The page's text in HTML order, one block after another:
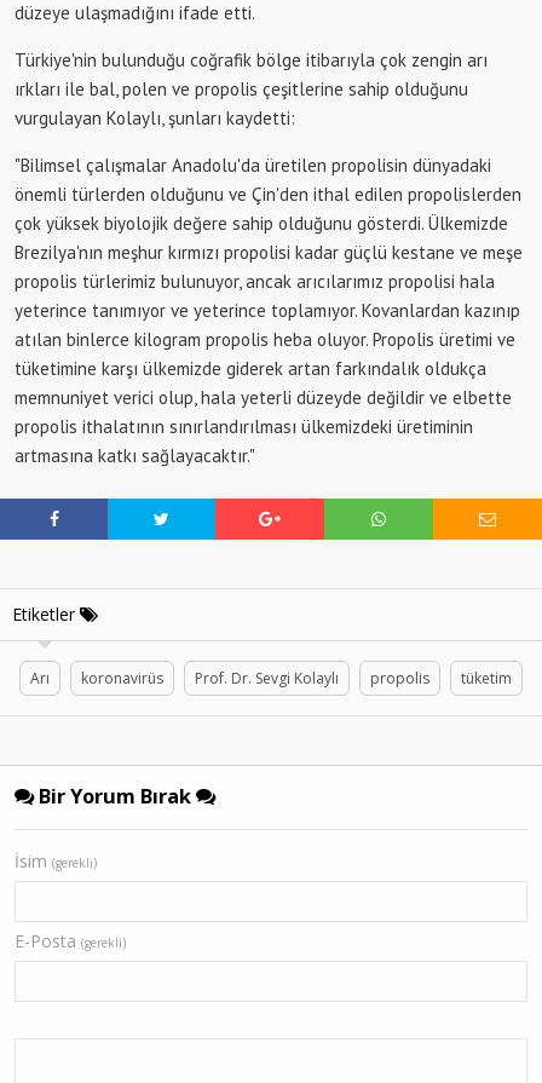
düzeye ulaşmadığını ifade etti.
Türkiye'nin bulunduğu coğrafik bölge itibarıyla çok zengin arı
ırkları ile bal, polen ve propolis çeşitlerine sahip olduğunu
vurgulayan Kolaylı, şunları kaydetti:
"Bilimsel çalışmalar Anadolu'da üretilen propolisin dünyadaki
önemli türlerden olduğunu ve Çin'den ithal edilen propolislerden
çok yüksek biyolojik değere sahip olduğunu gösterdi. Ülkemizde
Brezilya'nın meşhur kırmızı propolisi kadar güçlü kestane ve meşe
propolis türlerimiz bulunuyor, ancak arıcılarımız propolisi hala
yeterince tanımıyor ve yeterince toplamıyor. Kovanlardan kazınıp
atılan binlerce kilogram propolis heba oluyor. Propolis üretimi ve
tüketimine karşı ülkemizde giderek artan farkındalık oldukça
memnuniyet verici olup, hala yeterli düzeyde değildir ve elbette
propolis ithalatının sınırlandırılması ülkemizdeki üretiminin
artmasına katkı sağlayacaktır."
Etiketler
Arı koronavirüs Prof. Dr. Sevgi Kolaylı propolis tüketim
Bir Yorum Bırak
İsim (gerekli)
E-Posta (gerekli)